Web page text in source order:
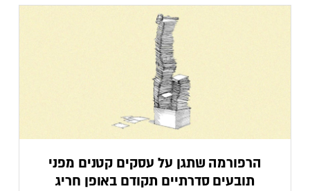
הרפורמה שתגן על עסקים קטנים מפני
תובעים סדרתיים תקודם באופן חריג